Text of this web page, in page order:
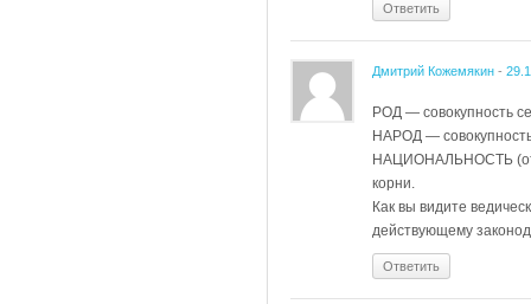
Ответить
Дмитрий Кожемякин -
РОД — совокупность
НАРОД —
НАЦИОНАЛЬНОСТЬ (от
корни.
Как вы видите
действующему
Ответить